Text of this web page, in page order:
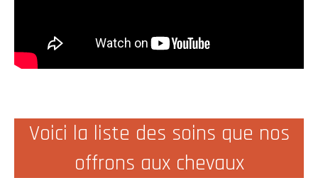
Voici la liste des soins que nos
offrons aux chevaux